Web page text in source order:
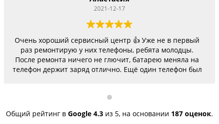
2021-12-17
Очень хороший сервисный центр 👍 Уже не в первый
раз ремонтирую у них телефоны, ребята молодцы.
После ремонта ничего не глючит, батарею меняла на
телефон держит заряд отлично. Ещё один телефон был
сегодня получила телефон, всё исправили, заряд
Общий рейтинг в Google 4.3 из 5, на основании 187 оценок.